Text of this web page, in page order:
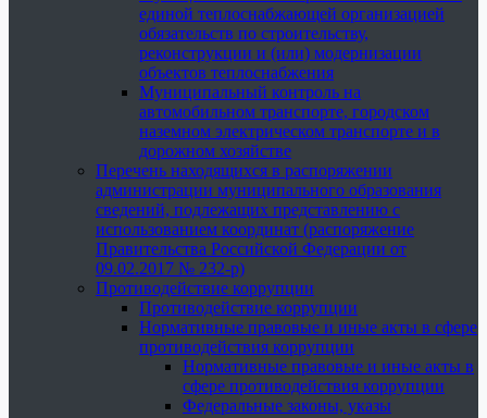
единой теплоснабжающей организацией
обязательств по строительству,
реконструкции и (или) модернизации
объектов теплоснабжения
Муниципальный контроль на
автомобильном транспорте, городском
наземном электрическом транспорте и в
дорожном хозяйстве
Перечень находящихся в распоряжении
администрации муниципального образования
сведений, подлежащих представлению с
использованием координат (распоряжение
Правительства Российской Федерации от
09.02.2017 № 232-р)
Противодействие коррупции
Противодействие коррупции
Нормативные правовые и иные акты в сфере
противодействия коррупции
Нормативные правовые и иные акты в
сфере противодействия коррупции
Федеральные законы, указы